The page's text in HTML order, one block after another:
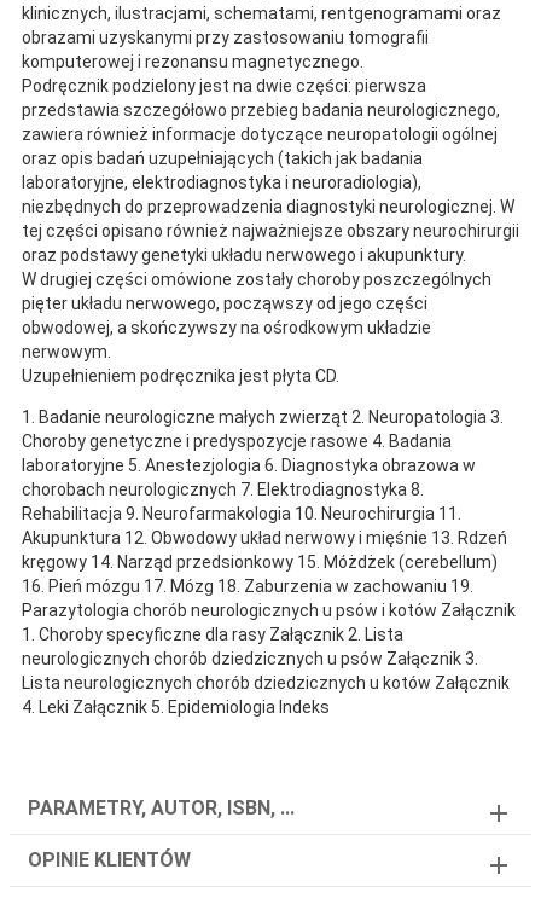
klinicznych, ilustracjami, schematami, rentgenogramami oraz
obrazami uzyskanymi przy zastosowaniu tomografii
komputerowej i rezonansu magnetycznego.
Podręcznik podzielony jest na dwie części: pierwsza
przedstawia szczegółowo przebieg badania neurologicznego,
zawiera również informacje dotyczące neuropatologii ogólnej
oraz opis badań uzupełniających (takich jak badania
laboratoryjne, elektrodiagnostyka i neuroradiologia),
niezbędnych do przeprowadzenia diagnostyki neurologicznej. W
tej części opisano również najważniejsze obszary neurochirurgii
oraz podstawy genetyki układu nerwowego i akupunktury.
W drugiej części omówione zostały choroby poszczególnych
pięter układu nerwowego, począwszy od jego części
obwodowej, a skończywszy na ośrodkowym układzie
nerwowym.
Uzupełnieniem podręcznika jest płyta CD.
1. Badanie neurologiczne małych zwierząt 2. Neuropatologia 3.
Choroby genetyczne i predyspozycje rasowe 4. Badania
laboratoryjne 5. Anestezjologia 6. Diagnostyka obrazowa w
chorobach neurologicznych 7. Elektrodiagnostyka 8.
Rehabilitacja 9. Neurofarmakologia 10. Neurochirurgia 11.
Akupunktura 12. Obwodowy układ nerwowy i mięśnie 13. Rdzeń
kręgowy 14. Narząd przedsionkowy 15. Móżdżek (cerebellum)
16. Pień mózgu 17. Mózg 18. Zaburzenia w zachowaniu 19.
Parazytologia chorób neurologicznych u psów i kotów Załącznik
1. Choroby specyficzne dla rasy Załącznik 2. Lista
neurologicznych chorób dziedzicznych u psów Załącznik 3.
Lista neurologicznych chorób dziedzicznych u kotów Załącznik
4. Leki Załącznik 5. Epidemiologia Indeks
PARAMETRY, AUTOR, ISBN, ...
OPINIE KLIENTÓW